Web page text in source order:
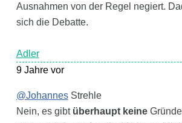
Ausnahmen von der Regel negiert.
sich die Debatte.
Adler
9 Jahre vor
@JohannesStrehle
Nein, es gibt überhaupt keine